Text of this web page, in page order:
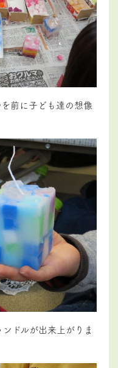
前に子ども達の想像
ドルが出来上がりま